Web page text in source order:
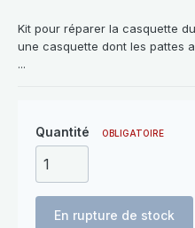
Kit pour réparer la casquette
une casquette dont les pattes
...
Quantité OBLIGATOIRE
En rupture de stock